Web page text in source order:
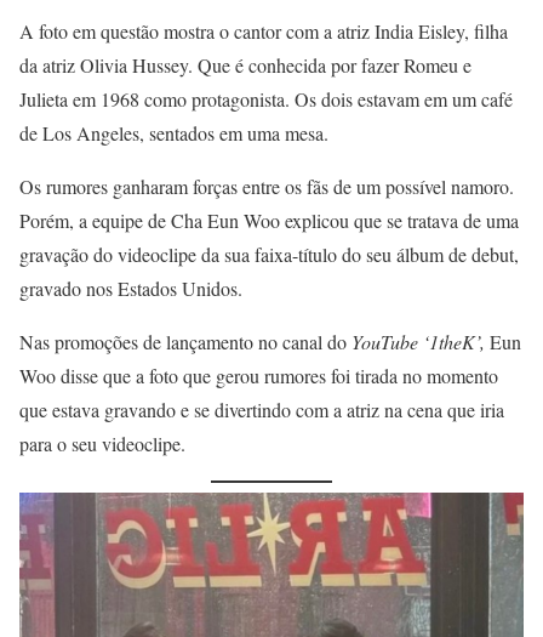
A foto em questão mostra o cantor com a atriz India Eisley, filha
da atriz Olivia Hussey. Que é conhecida por fazer Romeu e
Julieta em 1968 como protagonista. Os dois estavam em um café
de Los Angeles, sentados em uma mesa.
Os rumores ganharam forças entre os fãs de um possível namoro.
Porém, a equipe de Cha Eun Woo explicou que se tratava de uma
gravação do videoclipe da sua faixa-título do seu álbum de debut,
gravado nos Estados Unidos.
Nas promoções de lançamento no canal do YouTube ‘1theK’, Eun
Woo disse que a foto que gerou rumores foi tirada no momento
que estava gravando e se divertindo com a atriz na cena que iria
para o seu videoclipe.